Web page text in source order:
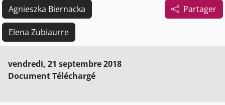
Partager
Agnieszka Biernacka
Elena Zubiaurre
vendredi, 21 septembre 2018
Document Téléchargé